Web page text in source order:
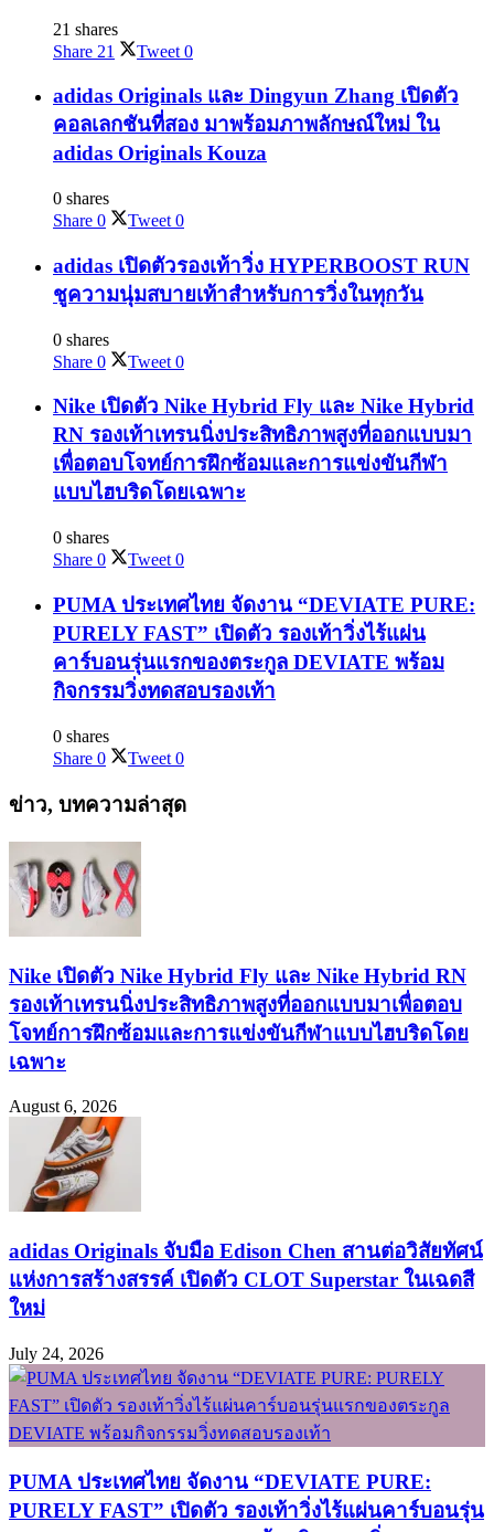
21 shares
Share 21 Tweet 0
adidas Originals และ Dingyun Zhang เปิดตัว
คอลเลกชันที่สอง มาพร้อมภาพลักษณ์ใหม่ ใน
adidas Originals Kouza
0 shares
Share 0 Tweet 0
adidas เปิดตัวรองเท้าวิ่ง HYPERBOOST RUN
ชูความนุ่มสบายเท้าสำหรับการวิ่งในทุกวัน
0 shares
Share 0 Tweet 0
Nike เปิดตัว Nike Hybrid Fly และ Nike Hybrid
RN รองเท้าเทรนนิ่งประสิทธิภาพสูงที่ออกแบบมา
เพื่อตอบโจทย์การฝึกซ้อมและการแข่งขันกีฬา
แบบไฮบริดโดยเฉพาะ
0 shares
Share 0 Tweet 0
PUMA ประเทศไทย จัดงาน “DEVIATE PURE:
PURELY FAST” เปิดตัว รองเท้าวิ่งไร้แผ่น
คาร์บอนรุ่นแรกของตระกูล DEVIATE พร้อม
กิจกรรมวิ่งทดสอบรองเท้า
0 shares
Share 0 Tweet 0
ข่าว, บทความล่าสุด
Nike เปิดตัว Nike Hybrid Fly และ Nike Hybrid RN
รองเท้าเทรนนิ่งประสิทธิภาพสูงที่ออกแบบมาเพื่อตอบ
โจทย์การฝึกซ้อมและการแข่งขันกีฬาแบบไฮบริดโดย
เฉพาะ
August 6, 2026
adidas Originals จับมือ Edison Chen สานต่อวิสัยทัศน์
แห่งการสร้างสรรค์ เปิดตัว CLOT Superstar ในเฉดสี
ใหม่
July 24, 2026
PUMA ประเทศไทย จัดงาน “DEVIATE PURE:
PURELY FAST” เปิดตัว รองเท้าวิ่งไร้แผ่นคาร์บอนรุ่น